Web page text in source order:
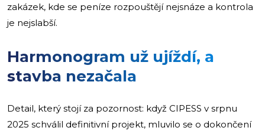
zakázek, kde se peníze rozpouštějí nejsnáze a kontrola
je nejslabší.
Harmonogram už ujíždí, a
stavba nezačala
Detail, který stojí za pozornost: když CIPESS v srpnu
2025 schválil definitivní projekt, mluvilo se o dokončení